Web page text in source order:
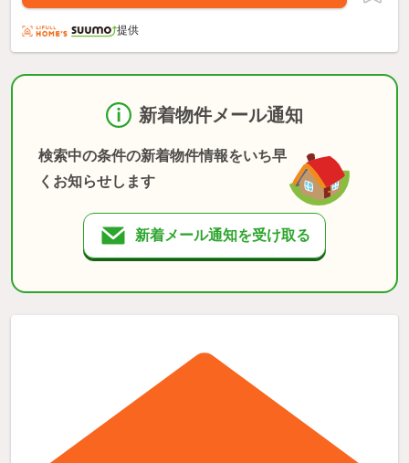
提供
新着物件メール通知
検索中の条件の新着物件情報をいち早
くお知らせします
新着メール通知を受け取る